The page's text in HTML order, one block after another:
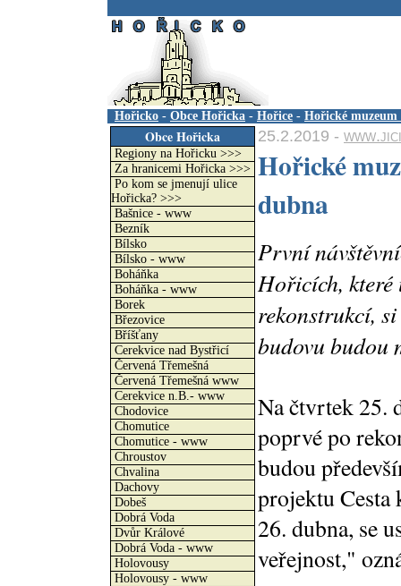
Hořicko - Obce Hořicka - Hořice - Hořické muzeum
Obce Hořicka
Regiony na Hořicku >>>
Za hranicemi Hořicka >>>
Po kom se jmenují ulice
Hořicka? >>>
Bašnice - www
Bezník
Bílsko
Bílsko - www
Boháňka
Boháňka - www
Borek
Březovice
Bříšťany
Cerekvice nad Bystřicí
Červená Třemešná
Červená Třemešná www
Cerekvice n.B.- www
Chodovice
Chomutice
Chomutice - www
Chroustov
Chvalina
Dachovy
Dobeš
Dobrá Voda
Dvůr Králové
Dobrá Voda - www
Holovousy
Holovousy - www
25.2.2019 -
Hořické
dubna
První
Hořicích, které
rekonstrukcí,
budovu budou
Na čtvrtek 25.
poprvé po
budou
projektu Cesta
26. dubna, se
veřejnost,"